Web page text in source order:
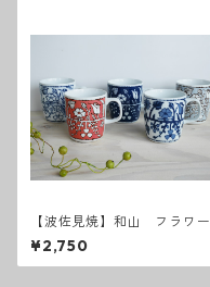
【波佐見焼】和山 フラワー
パレード マグカップ
¥2,750